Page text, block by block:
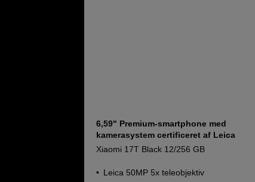
6,59" Premium-smartphone med
kamerasystem certificeret af Leica
Xiaomi 17T Black 12/256 GB
Leica 50MP 5x teleobjektiv